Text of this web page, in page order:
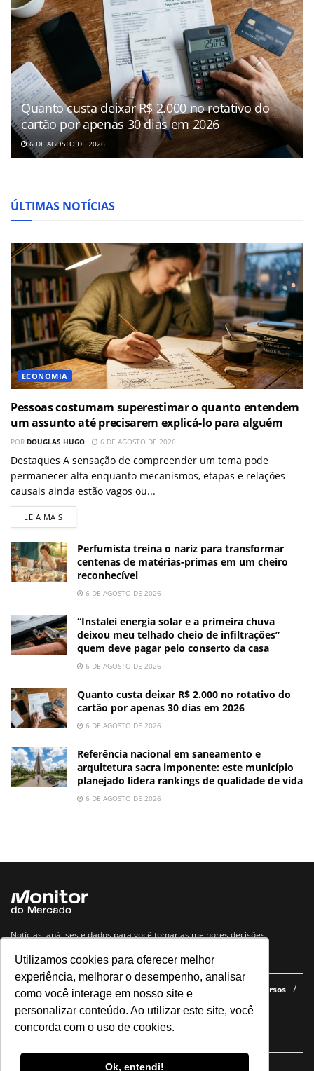
Utilizamos cookies para oferecer melhor
experiência, melhorar o desempenho, analisar
como você interage em nosso site e
personalizar conteúdo. Ao utilizar este site, você
concorda com o uso de cookies.
Ok, entendi!
Quanto custa deixar R$ 2.000 no rotativo do
cartão por apenas 30 dias em 2026
6 DE AGOSTO DE 2026
ÚLTIMAS NOTÍCIAS
ECONOMIA
Pessoas costumam superestimar o quanto entendem
um assunto até precisarem explicá-lo para alguém
POR DOUGLAS HUGO 6 DE AGOSTO DE 2026
Destaques A sensação de compreender um tema pode
permanecer alta enquanto mecanismos, etapas e relações
causais ainda estão vagos ou...
LEIA MAIS
Perfumista treina o nariz para transformar
centenas de matérias-primas em um cheiro
reconhecível
6 DE AGOSTO DE 2026
“Instalei energia solar e a primeira chuva
deixou meu telhado cheio de infiltrações”
quem deve pagar pelo conserto da casa
6 DE AGOSTO DE 2026
Quanto custa deixar R$ 2.000 no rotativo do
cartão por apenas 30 dias em 2026
6 DE AGOSTO DE 2026
Referência nacional em saneamento e
arquitetura sacra imponente: este município
planejado lidera rankings de qualidade de vida
6 DE AGOSTO DE 2026
Notícias, análises e dados para você tomar as melhores decisões.
Navegue no site
Últimas notícias Quem somos E-books gratuitos
Cursos
Política de privacidade